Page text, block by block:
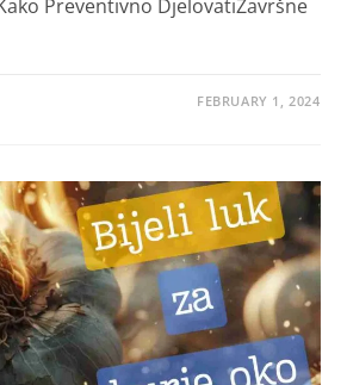
Preventivno DjelovatiZavršne
FEBRUARY 1, 2024